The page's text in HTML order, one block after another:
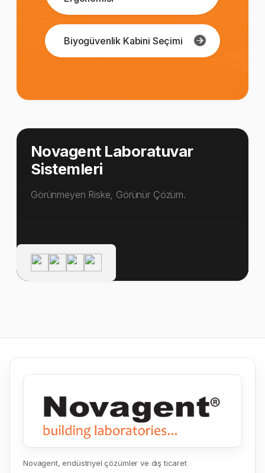
Biyogüvenlik Kabini Seçimi
Novagent Laboratuvar
Sistemleri
Görünmeyen Riske, Görünür Çözüm.
Novagent, endüstriyel çözümler ve dış ticaret